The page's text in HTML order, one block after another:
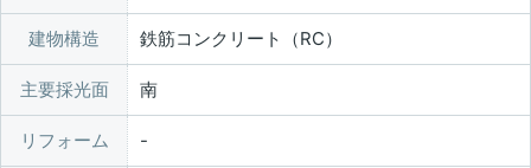
建物構造 鉄筋コンクリート（RC）
主要採光面 南
リフォーム